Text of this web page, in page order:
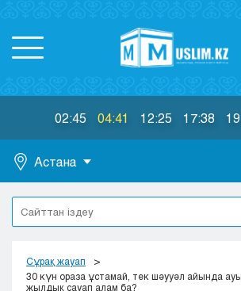
02:45 04:41 12:25 17:38
Астана
Астана
Алматы
Актобе
Атырау
Сұрақ жауап
30 күн ораза ұстамай, тек шәууәл айында
жылдық сауап алам ба?